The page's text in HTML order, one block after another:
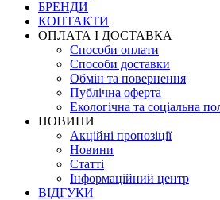
БРЕНДИ
КОНТАКТИ
ОПЛАТА І ДОСТАВКА
Способи оплати
Способи доставки
Обмін та повернення
Публічна оферта
Екологічна та соціальна
НОВИНИ
Акційні пропозіції
Новини
Статті
Інформаційний центр
ВІДГУКИ